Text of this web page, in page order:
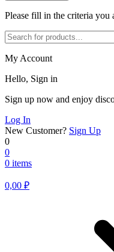
Please fill in the criteria you
My Account
Hello, Sign in
Sign up now and enjoy
Log In
New Customer? Sign Up
0
0
0 items
0,00 ₽